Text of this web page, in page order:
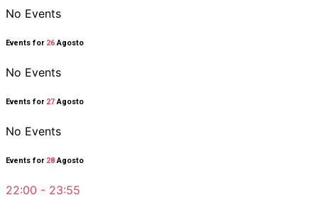
No Events
Events for 26Agosto
No Events
Events for 27Agosto
No Events
Events for 28Agosto
22:00 - 23:55